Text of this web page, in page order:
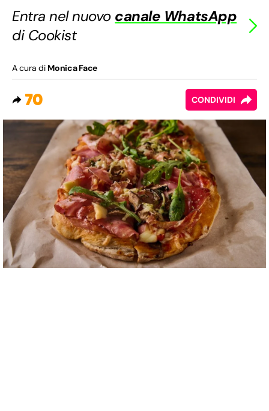
Entra nel nuovo canale WhatsApp
di Cookist
A cura di Monica Face
70 CONDIVIDI